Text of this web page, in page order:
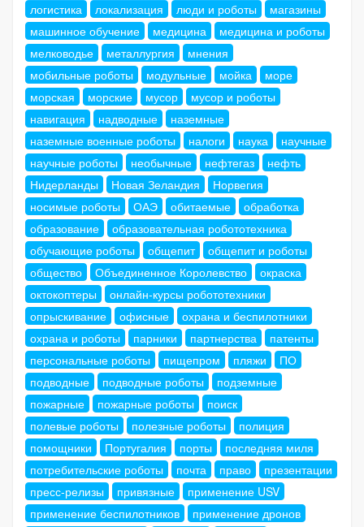
логистика
локализация люди и роботы
магазины
машинное обучение
медицина
медицина и роботы
мелководье
металлургия
мнения
мобильные роботы
модульные мойка
море
морская
морские мусор
мусор и роботы
навигация
надводные
наземные
наземные военные роботы
налоги наука
научные
научные роботы
необычные нефтегаз
нефть
Нидерланды
Новая Зеландия
Норвегия
носимые роботы
ОАЭ обитаемые
обработка
образование
образовательная робототехника
обучающие роботы
общепит
общепит и роботы
общество
Объединенное Королевство
окраска
октокоптеры
онлайн-курсы робототехники
опрыскивание
офисные
охрана и беспилотники
охрана и роботы
парники партнерства
патенты
персональные роботы
пищепром пляжи
ПО
подводные
подводные роботы
подземные
пожарные
пожарные роботы
поиск
полевые роботы
полезные роботы
полиция
помощники
Португалия порты
последняя миля
потребительские роботы
почта право
презентации
пресс-релизы
привязные
применение USV
применение беспилотников
применение дронов